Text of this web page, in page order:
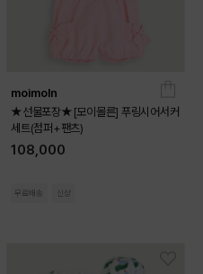
moimoln
★선물포장★[모이몰른] 푸링시어서커
세트(점퍼+팬츠)
108,000
무료배송 신상